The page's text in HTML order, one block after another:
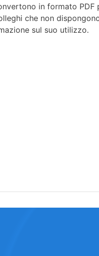
in formato PDF
che non
sul suo utilizzo.